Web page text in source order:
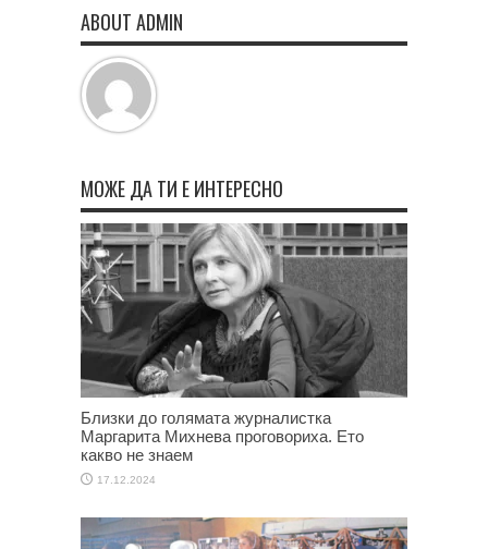
ABOUT ADMIN
МОЖЕ ДА ТИ Е ИНТЕРЕСНО
Близки до голямата журналистка
Маргарита Михнева проговориха. Ето
какво не знаем
17.12.2024